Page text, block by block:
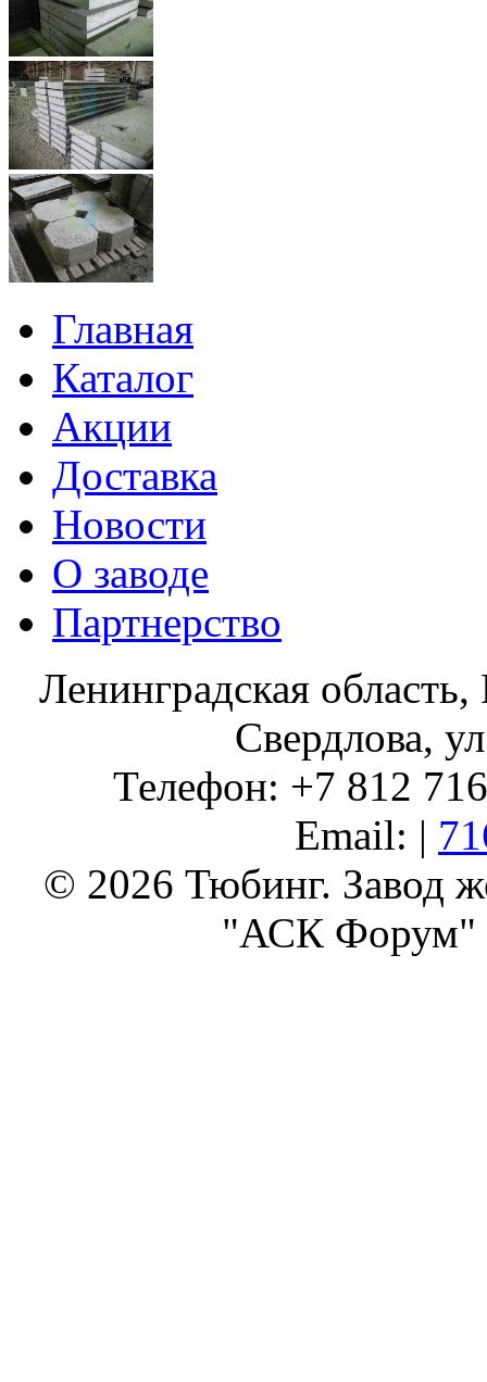
Главная
Каталог
Акции
Доставка
Новости
О заводе
Партнерство
Ленинградская
Свердлова,
Телефон: +7 812
Email: |
© 2026 Тюбинг. Завод
"АСК Форум"